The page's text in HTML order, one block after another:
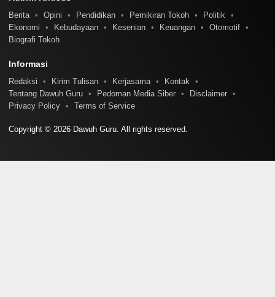
Berita Opini Pendidikan Pemikiran Tokoh
Politik
Ekonomi
Kebudayaan Kesenian Keuangan
Otomotif
Biografi Tokoh
Informasi
Redaksi Kirim Tulisan Kerjasama
Kontak
Tentang Dawuh Guru
Pedoman Media Siber
Disclaimer
Privacy Policy
Terms of Service
Copyright © 2026 Dawuh Guru. All rights reserved.